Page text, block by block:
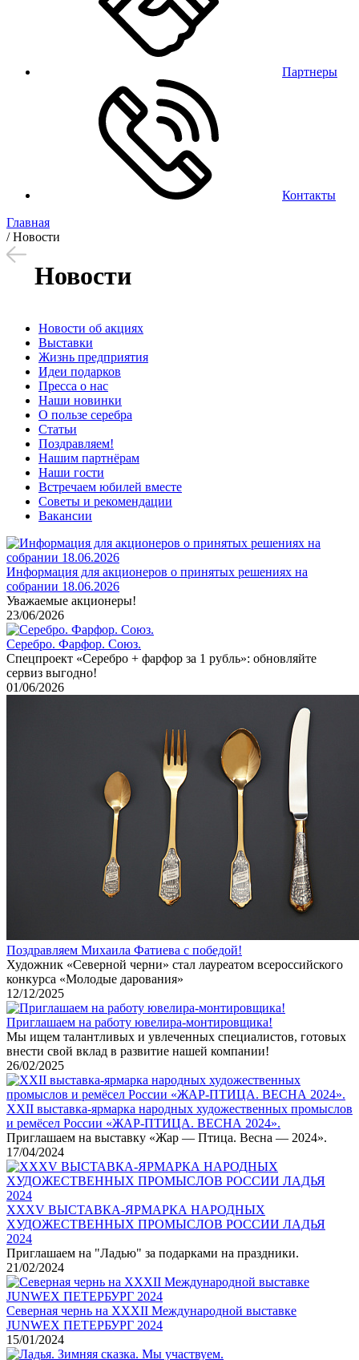
Партнеры
Контакты
Главная
/Новости
Новости
Новости об акциях
Выставки
Жизнь предприятия
Идеи подарков
Пресса о нас
Наши новинки
О пользе серебра
Статьи
Поздравляем!
Нашим партнёрам
Наши гости
Встречаем юбилей вместе
Советы и рекомендации
Вакансии
Информация для акционеров о принятых решениях на
собрании 18.06.2026
Уважаемые акционеры!
23/06/2026
Серебро. Фарфор. Союз.
Спецпроект «Серебро + фарфор за 1 рубль»: обновляйте
сервиз выгодно!
01/06/2026
Поздравляем Михаила Фатиева c победой!
Художник «Северной черни» стал лауреатом всероссийского
конкурса «Молодые дарования»
12/12/2025
Приглашаем на работу ювелира-монтировщика!
Мы ищем талантливых и увлеченных специалистов, готовых
внести свой вклад в развитие нашей компании!
26/02/2025
XXII выставка-ярмарка народных художественных промыслов
и ремёсел России «ЖАР-ПТИЦА. ВЕСНА 2024».
Приглашаем на выставку «Жар — Птица. Весна — 2024».
17/04/2024
XXХV ВЫСТАВКА-ЯРМАРКА НАРОДНЫХ
ХУДОЖЕСТВЕННЫХ ПРОМЫСЛОВ РОССИИ ЛАДЬЯ
2024
Приглашаем на "Ладью" за подарками на праздники.
21/02/2024
Северная чернь на XXXII Международной выставке
JUNWEX ПЕТЕРБУРГ 2024
15/01/2024